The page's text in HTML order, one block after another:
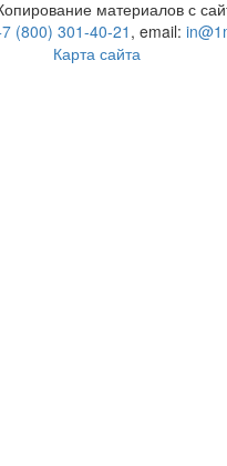
материалов с
(800) 301-40-21 , email:
Карта сайта